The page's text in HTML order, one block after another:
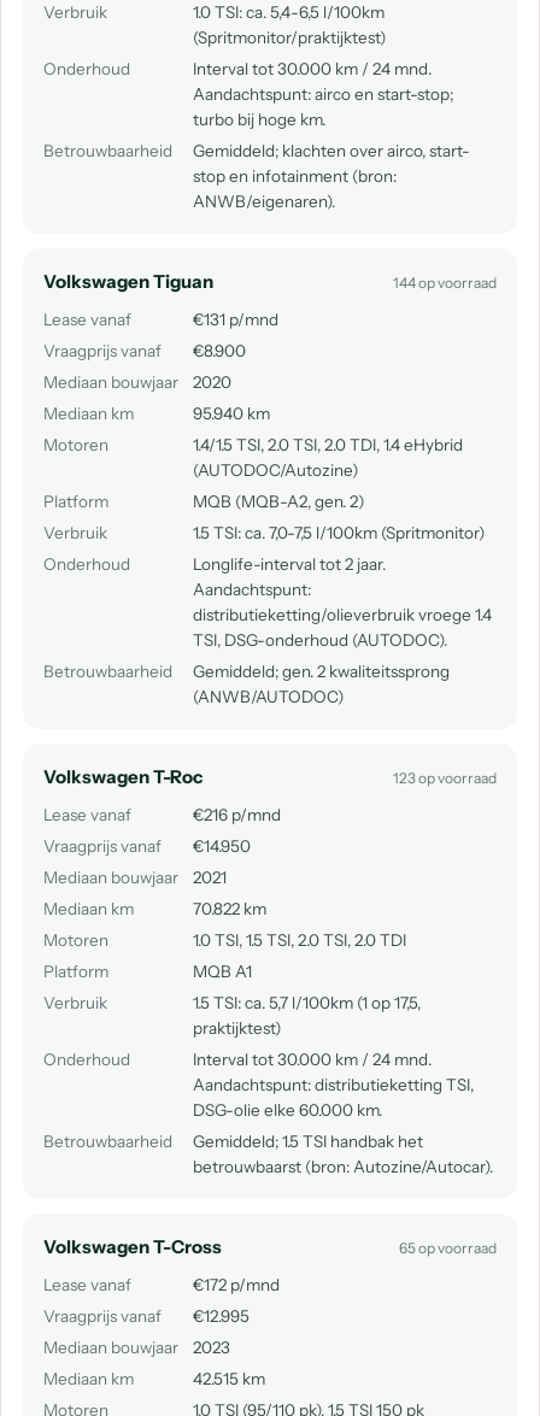
Verbruik
1.0 TSI: ca. 5,4-6,5 l/100km
(Spritmonitor/praktijktest)
Onderhoud
Interval tot 30.000 km / 24 mnd.
Aandachtspunt: airco en start-stop;
turbo bij hoge km.
Betrouwbaarheid
Gemiddeld; klachten over airco, start-
stop en infotainment (bron:
ANWB/eigenaren).
Volkswagen Tiguan 144 op voorraad
Lease vanaf
€131 p/mnd
Vraagprijs vanaf
€8.900
Mediaan bouwjaar
2020
Mediaan km
95.940 km
Motoren
1.4/1.5 TSI, 2.0 TSI, 2.0 TDI, 1.4 eHybrid
(AUTODOC/Autozine)
Platform
MQB (MQB-A2, gen. 2)
Verbruik
1.5 TSI: ca. 7,0-7,5 l/100km (Spritmonitor)
Onderhoud
Longlife-interval tot 2 jaar.
Aandachtspunt:
distributieketting/olieverbruik vroege 1.4
TSI, DSG-onderhoud (AUTODOC).
Betrouwbaarheid
Gemiddeld; gen. 2 kwaliteitssprong
(ANWB/AUTODOC)
Volkswagen T-Roc 123 op voorraad
Lease vanaf
€216 p/mnd
Vraagprijs vanaf
€14.950
Mediaan bouwjaar
2021
Mediaan km
70.822 km
Motoren
1.0 TSI, 1.5 TSI, 2.0 TSI, 2.0 TDI
Platform
MQB A1
Verbruik
1.5 TSI: ca. 5,7 l/100km (1 op 17,5,
praktijktest)
Onderhoud
Interval tot 30.000 km / 24 mnd.
Aandachtspunt: distributieketting TSI,
DSG-olie elke 60.000 km.
Betrouwbaarheid
Gemiddeld; 1.5 TSI handbak het
betrouwbaarst (bron: Autozine/Autocar).
Volkswagen T-Cross 65 op voorraad
Lease vanaf
€172 p/mnd
Vraagprijs vanaf
€12.995
Mediaan bouwjaar
2023
Mediaan km
42.515 km
Motoren
1.0 TSI (95/110 pk), 1.5 TSI 150 pk